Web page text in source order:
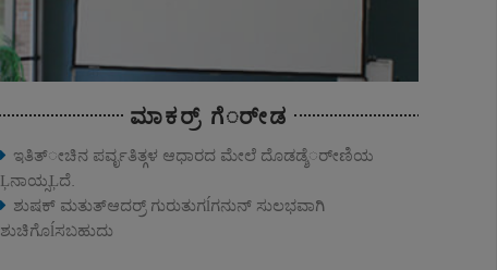
ಮಾಕರ್ರ್ ಗೆರ್ೕಡ
ಇತಿತ್ೕಚಿನ ಪರ್ವೃತಿತ್ಗಳ ಆಧಾರದ ಮೇಲೆ ದೊಡಡ್ಶೆರ್ೕಣಿಯ
Ļನಾಯ್ಸĻದೆ.
ಶುಷಕ್ ಮತುತ್ಆದರ್ರ್ ಗುರುತುಗĺಗನುನ್ ಸುಲಭವಾಗಿ
ಶುಚಿಗೊĺಸಬಹುದು